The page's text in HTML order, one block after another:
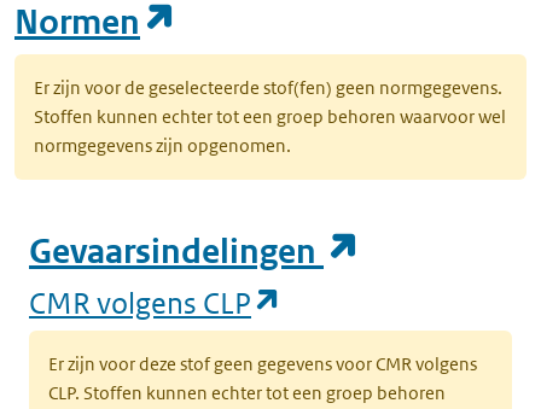
Normen
Er zijn voor de geselecteerde stof(fen) geen normgegevens.
Stoffen kunnen echter tot een groep behoren waarvoor wel
normgegevens zijn opgenomen.
Gevaarsindelingen
CMR volgens CLP
Er zijn voor deze stof geen gegevens voor CMR volgens
CLP. Stoffen kunnen echter tot een groep behoren